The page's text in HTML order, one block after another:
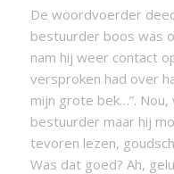
De woordvoerder
bestuurder boos was
nam hij weer contact
versproken had over
mijn grote bek…”.
bestuurder maar hij
tevoren lezen,
Was dat goed? Ah,